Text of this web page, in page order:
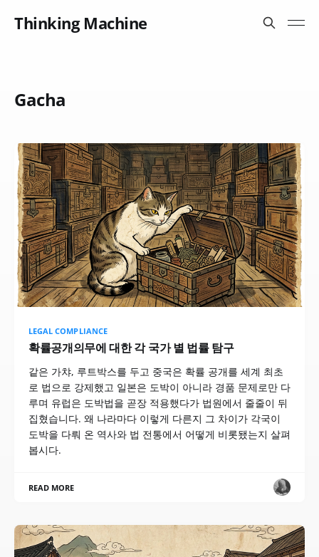
Thinking Machine
Gacha
LEGAL COMPLIANCE
확률공개의무에 대한 각 국가 별 법률 탐구
같은 가챠, 루트박스를 두고 중국은 확률 공개를 세계 최초
로 법으로 강제했고 일본은 도박이 아니라 경품 문제로만 다
루며 유럽은 도박법을 곧장 적용했다가 법원에서 줄줄이 뒤
집혔습니다. 왜 나라마다 이렇게 다른지 그 차이가 각국이
도박을 다뤄 온 역사와 법 전통에서 어떻게 비롯됐는지 살펴
봅시다.
READ MORE